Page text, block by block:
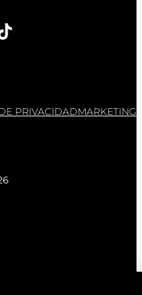
PRIVACIDADMARKETING